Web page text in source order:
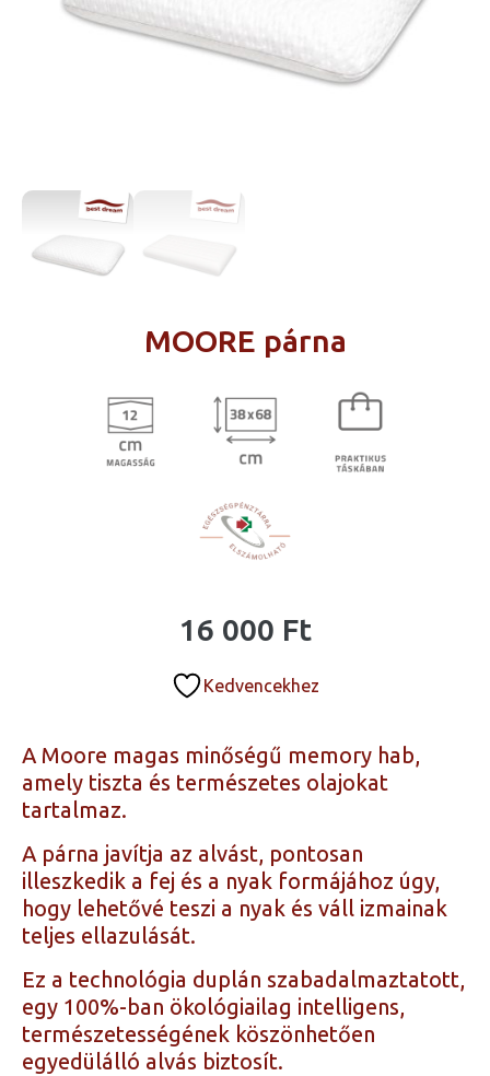
MOORE párna
16 000 Ft
Kedvencekhez
A Moore magas minőségű memory hab,
amely tiszta és természetes olajokat
tartalmaz.
A párna javítja az alvást, pontosan
illeszkedik a fej és a nyak formájához úgy,
hogy lehetővé teszi a nyak és váll izmainak
teljes ellazulását.
Ez a technológia duplán szabadalmaztatott,
egy 100%-ban ökológiailag intelligens,
természetességének köszönhetően
egyedülálló alvás biztosít.